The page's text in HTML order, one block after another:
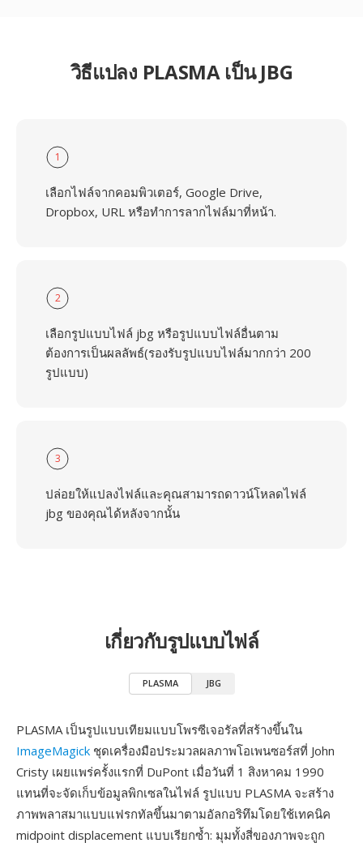
วิธีแปลง PLASMA เป็น JBG
1
เลือกไฟล์จากคอมพิวเตอร์, Google Drive,
Dropbox, URL หรือทำการลากไฟล์มาที่หน้า.
2
เลือกรูปแบบไฟล์ jbg หรือรูปแบบไฟล์อื่นตาม
ต้องการเป็นผลลัพธ์(รองรับรูปแบบไฟล์มากกว่า 200
รูปแบบ)
3
ปล่อยให้แปลงไฟล์และคุณสามารถดาวน์โหลดไฟล์
jbg ของคุณได้หลังจากนั้น
เกี่ยวกับรูปแบบไฟล์
PLASMA JBG
PLASMA เป็นรูปแบบเทียมแบบโพรซีเจอรัลที่สร้างขึ้นใน
ImageMagick ชุดเครื่องมือประมวลผลภาพโอเพนซอร์สที่ John
Cristy เผยแพร่ครั้งแรกที่ DuPont เมื่อวันที่ 1 สิงหาคม 1990
แทนที่จะจัดเก็บข้อมูลพิกเซลในไฟล์ รูปแบบ PLASMA จะสร้าง
ภาพพลาสมาแบบแฟรกทัลขึ้นมาตามอัลกอริทึมโดยใช้เทคนิค
midpoint displacement แบบเรียกซ้ำ: มุมทั้งสี่ของภาพจะถูก